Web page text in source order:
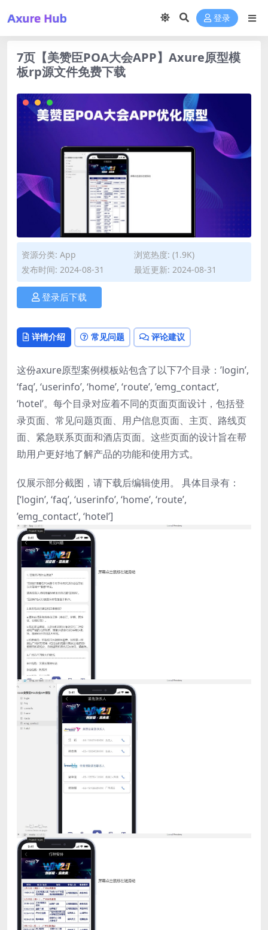
登录
7页【美赞臣POA大会APP】Axure原型模
板rp源文件免费下载
资源分类: App
浏览热度: (1.9K)
发布时间: 2024-08-31
最近更新: 2024-08-31
登录后下载
详情介绍 常见问题 评论建议
这份axure原型案例模板站包含了以下7个目录：’login’,
‘faq’, ‘userinfo’, ‘home’, ‘route’, ’emg_contact’,
‘hotel’。每个目录对应着不同的页面页面设计，包括登
录页面、常见问题页面、用户信息页面、主页、路线页
面、紧急联系页面和酒店页面。这些页面的设计旨在帮
助用户更好地了解产品的功能和使用方式。
仅展示部分截图，请下载后编辑使用。 具体目录有：
[‘login’, ‘faq’, ‘userinfo’, ‘home’, ‘route’,
’emg_contact’, ‘hotel’]